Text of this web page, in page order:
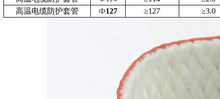
高温电缆防护套管
Ф127 ≥127 ≥3.0